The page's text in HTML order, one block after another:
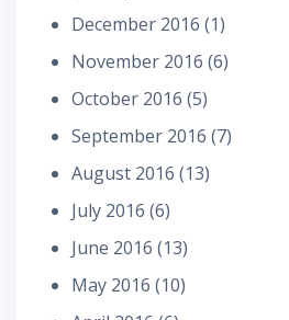
December 2016 (1)
November 2016 (6)
October 2016 (5)
September 2016 (7)
August 2016 (13)
July 2016 (6)
June 2016 (13)
May 2016 (10)